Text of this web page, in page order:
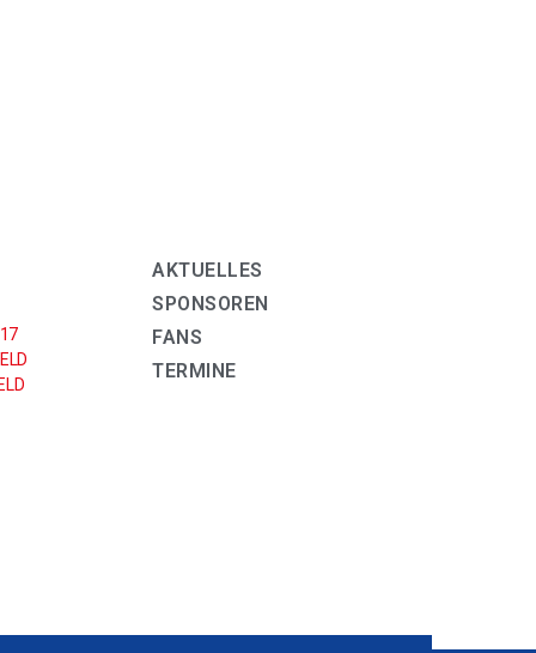
AKTUELLES
SPONSOREN
FANS
TERMINE